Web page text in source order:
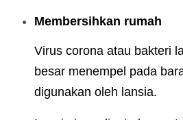
Membersihkan rumah
Virus corona atau bakteri
besar menempel pada
digunakan oleh lansia.